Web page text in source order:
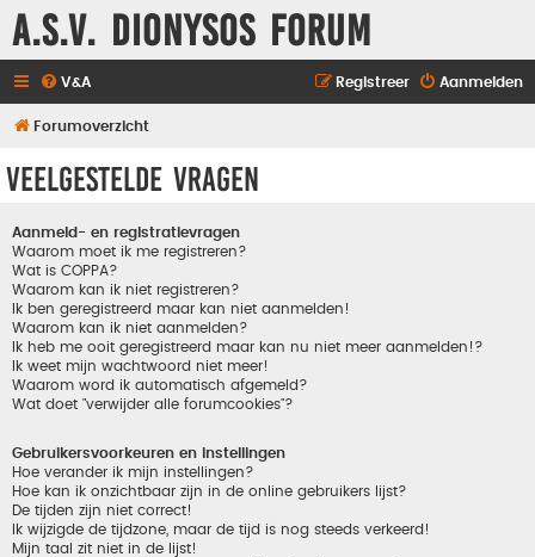
A.S.V. Dionysos Forum
V&A Aanmelden
Registreer
Forumoverzicht
Veelgestelde vragen
Aanmeld- en registratievragen
Waarom moet ik me registreren?
Wat is COPPA?
Waarom kan ik niet registreren?
Ik ben geregistreerd maar kan niet aanmelden!
Waarom kan ik niet aanmelden?
Ik heb me ooit geregistreerd maar kan nu niet meer aanmelden!?
Ik weet mijn wachtwoord niet meer!
Waarom word ik automatisch afgemeld?
Wat doet "verwijder alle forumcookies"?
Gebruikersvoorkeuren en instellingen
Hoe verander ik mijn instellingen?
Hoe kan ik onzichtbaar zijn in de online gebruikers lijst?
De tijden zijn niet correct!
Ik wijzigde de tijdzone, maar de tijd is nog steeds verkeerd!
Mijn taal zit niet in de lijst!